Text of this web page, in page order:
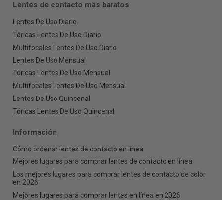
Lentes de contacto más baratos
Lentes De Uso Diario
Tóricas Lentes De Uso Diario
Multifocales Lentes De Uso Diario
Lentes De Uso Mensual
Tóricas Lentes De Uso Mensual
Multifocales Lentes De Uso Mensual
Lentes De Uso Quincenal
Tóricas Lentes De Uso Quincenal
Información
Cómo ordenar lentes de contacto en línea
Mejores lugares para comprar lentes de contacto en línea
Los mejores lugares para comprar lentes de contacto de color
en 2026
Mejores lugares para comprar lentes en línea en 2026